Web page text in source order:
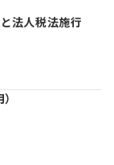
法人税法施行